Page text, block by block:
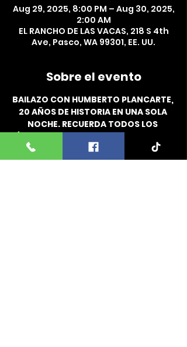
Aug 29, 2025, 8:00 PM – Aug 30, 2025,
2:00 AM
EL RANCHO DE LAS VACAS, 218 S 4th
Ave, Pasco, WA 99301, EE. UU.
Sobre el evento
BAILAZO CON HUMBERTO PLANCARTE,
20 AÑOS DE HISTORIA EN UNA SOLA
NOCHE. RECUERDA TODOS LOS
TE AMO"  HASTA "LLORARÁS"
EL RANCHO DE LAS VACAS, PASCO,